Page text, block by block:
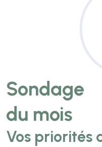
Sondage
du mois
Vos priorités